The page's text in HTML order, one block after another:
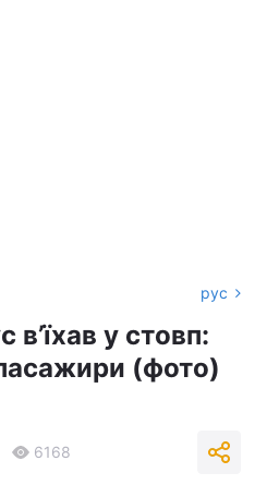
рус
в’їхав у стовп:
(фото)
6168